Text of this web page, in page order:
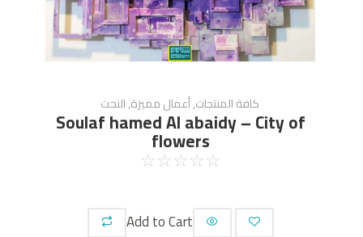
كافة المنتجات,أعمال مميزة,النحت
Soulaf hamed Al abaidy – City of
flowers
☆
☆
☆
☆
☆
Add to Cart